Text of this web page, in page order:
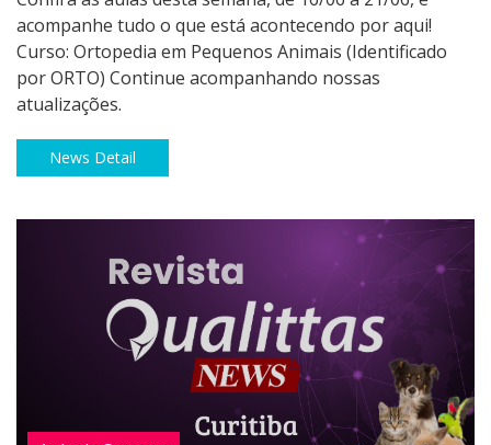
acompanhe tudo o que está acontecendo por aqui!
Curso: Ortopedia em Pequenos Animais (Identificado
por ORTO) Continue acompanhando nossas
atualizações.
News Detail